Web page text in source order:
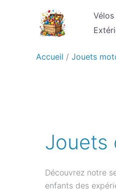
Accueil Jouets
Jouets
Découvrez notre
enfants des